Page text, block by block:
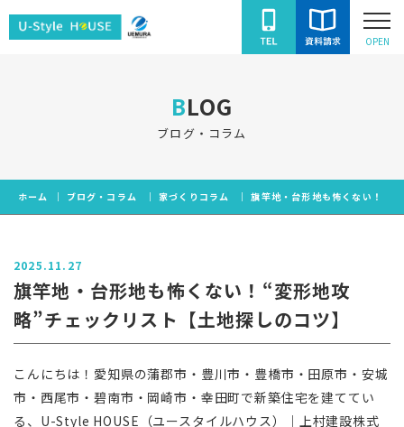
ユ
ハ
ウ
OPEN
BLOG
ブログ・コラム
ホーム ブログ・コラム 家づくりコラム 旗竿地・台形地も怖くない！“
2025.11.27
旗竿地・台形地も怖くない！“変形地攻
略”チェックリスト【土地探しのコツ】
こんにちは！愛知県の蒲郡市・豊川市・豊橋市・田原市・安城
市・西尾市・碧南市・岡崎市・幸田町で新築住宅を建ててい
る、U-Style HOUSE（ユースタイルハウス）｜上村建設株式